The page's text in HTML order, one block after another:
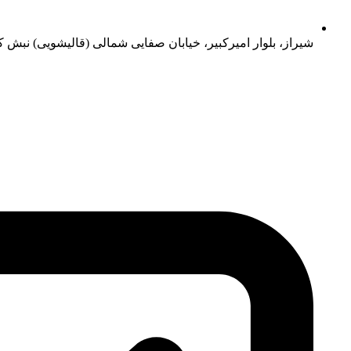
شیراز، بلوار امیرکبیر، خیابان صفایی شمالی (قالیشویی) نبش